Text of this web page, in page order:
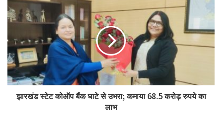
झारखंड स्टेट कोऑप बैंक घाटे से उभरा; कमाया 68.5 करोड़ रुपये का
लाभ